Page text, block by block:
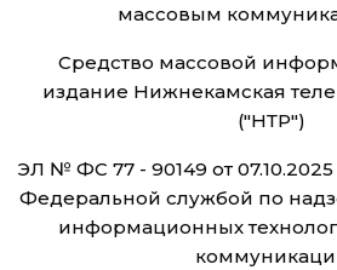
массовым
Средство массовой
издание Нижнекамская
("НТР")
ЭЛ № ФС 77 - 90149 от
Федеральной службой по
информационных